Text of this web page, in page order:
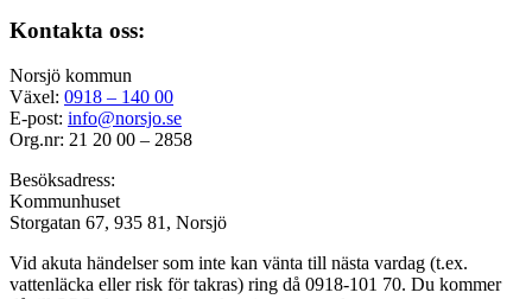
Kontakta oss:
Norsjö kommun
Växel: 0918 – 140 00
E-post: info@norsjo.se
Org.nr: 21 20 00 – 2858
Besöksadress:
Kommunhuset
Storgatan 67, 935 81, Norsjö
Vid akuta händelser som inte kan vänta till nästa vardag (t.ex.
vattenläcka ellerrisk för takras) ring då 0918-101 70. Du kommer